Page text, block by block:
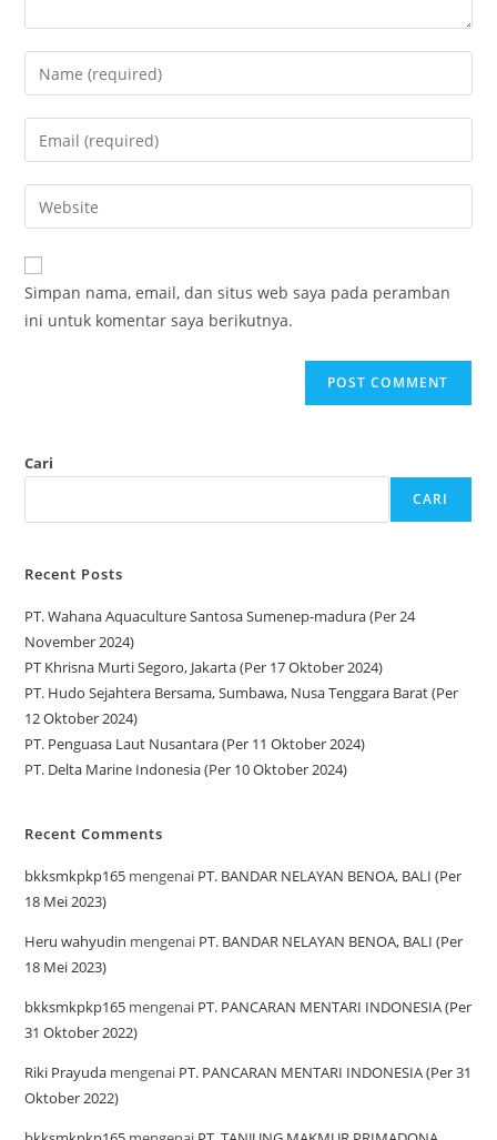
Simpan nama, email, dan situs web saya pada peramban
ini untuk komentar saya berikutnya.
Cari
CARI
Recent Posts
PT. Wahana Aquaculture Santosa Sumenep-madura (Per 24
November 2024)
PT Khrisna Murti Segoro, Jakarta (Per 17 Oktober 2024)
PT. Hudo Sejahtera Bersama, Sumbawa, Nusa Tenggara Barat (Per
12 Oktober 2024)
PT. Penguasa Laut Nusantara (Per 11 Oktober 2024)
PT. Delta Marine Indonesia (Per 10 Oktober 2024)
Recent Comments
bkksmkpkp165 mengenai PT. BANDAR NELAYAN BENOA, BALI (Per
18 Mei 2023)
Heru wahyudin mengenai PT. BANDAR NELAYAN BENOA, BALI (Per
18 Mei 2023)
bkksmkpkp165 mengenai PT. PANCARAN MENTARI INDONESIA (Per
31 Oktober 2022)
Riki Prayuda mengenai PT. PANCARAN MENTARI INDONESIA (Per 31
Oktober 2022)